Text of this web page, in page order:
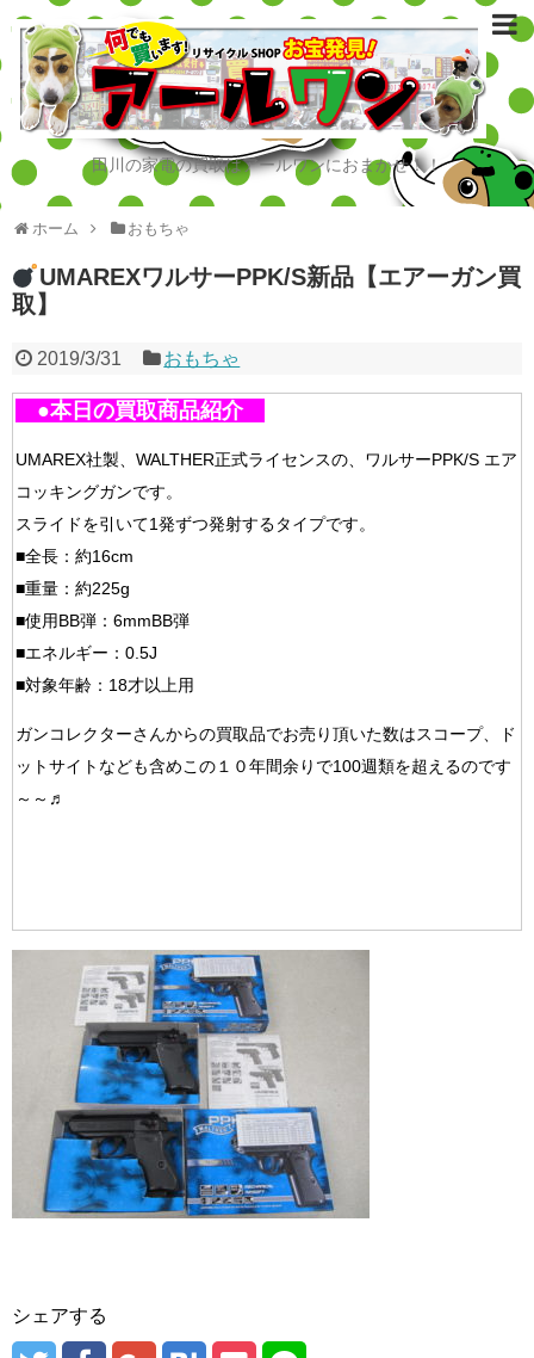
田川の家電の買取はアールワンにおまかせ！！
ホーム おもちゃ
UMAREXワルサーPPK/S新品【エアーガン買
取】
2019/3/31 おもちゃ
●本日の買取商品紹介
UMAREX社製、WALTHER正式ライセンスの、ワルサーPPK/S エア
コッキングガンです。
スライドを引いて1発ずつ発射するタイプです。
■全長：約16cm
■重量：約225g
■使用BB弾：6mmBB弾
■エネルギー：0.5J
■対象年齢：18才以上用
ガンコレクターさんからの買取品でお売り頂いた数はスコープ、ド
ットサイトなども含めこの１０年間余りで100週類を超えるのです
～～♬
シェアする